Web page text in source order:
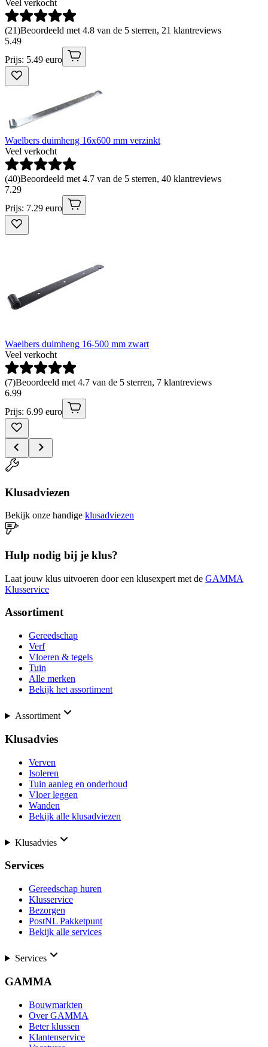
Veel verkocht
(21)Beoordeeld met 4.8 van de 5 sterren, 21 klantreviews
5.49
Prijs: 5.49 euro
Waelbers duimheng 16x600 mm verzinkt
Veel verkocht
(40)Beoordeeld met 4.7 van de 5 sterren, 40 klantreviews
7.29
Prijs: 7.29 euro
Waelbers duimheng 16-500 mm zwart
Veel verkocht
(7)Beoordeeld met 4.7 van de 5 sterren, 7 klantreviews
6.99
Prijs: 6.99 euro
Klusadviezen
Bekijk onze handige klusadviezen
Hulp nodig bij je klus?
Laat jouw klus uitvoeren door een klusexpert met de GAMMA
Klusservice
Assortiment
Gereedschap
Verf
Vloeren & tegels
Tuin
Alle merken
Bekijk het assortiment
Assortiment
Klusadvies
Verven
Isoleren
Tuin aanleg en onderhoud
Vloer leggen
Wanden
Bekijk alle klusadviezen
Klusadvies
Services
Gereedschap huren
Klusservice
Bezorgen
PostNL Pakketpunt
Bekijk alle services
Services
GAMMA
Bouwmarkten
Over GAMMA
Beter klussen
Klantenservice